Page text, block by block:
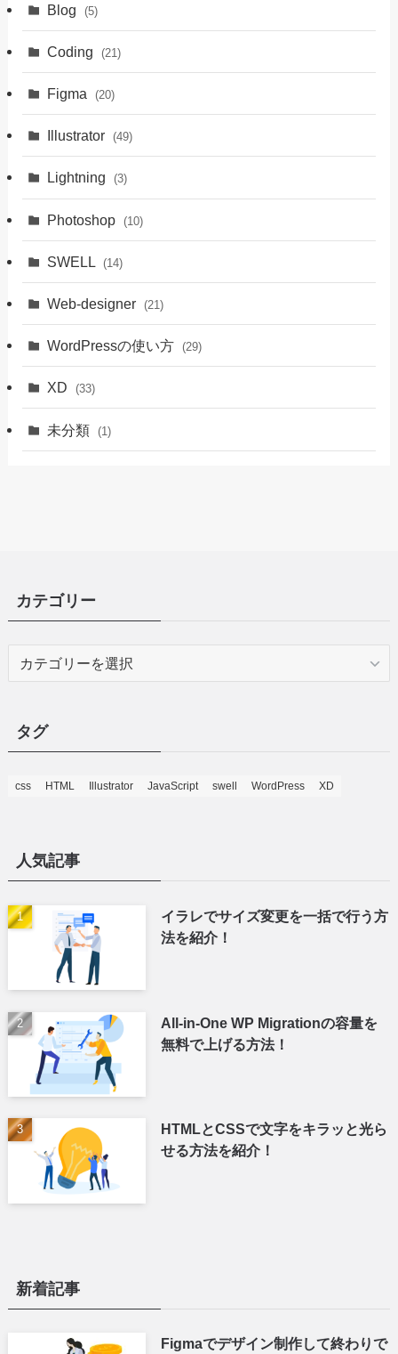
Blog (5)
Coding (21)
Figma (20)
Illustrator (49)
Lightning (3)
Photoshop (10)
SWELL (14)
Web-designer (21)
WordPressの使い方 (29)
XD (33)
未分類 (1)
カテゴリー
ー
タグ
css HTML Illustrator JavaScript swell WordPress XD
人気記事
イラレでサイズ変更を一括で行う方
法を紹介！
All-in-One WP Migrationの容量を
無料で上げる方法！
HTMLとCSSで文字をキラッと光ら
せる方法を紹介！
新着記事
Figmaでデザイン制作して終わりで